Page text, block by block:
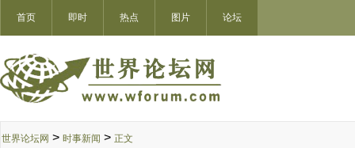
首页 即时 热点 图片 论坛
世界论坛网 > 时事新闻 > 正文